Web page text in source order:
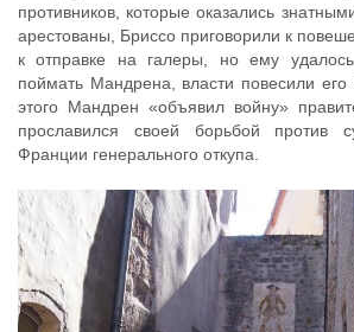
противников, которые оказались
арестованы, Бриссо приговорили к
к отправке на галеры, но ему
поймать Мандрена, власти повесили
этого Мандрен «объявил войну»
прославился своей борьбой против
Франции генерального откупа.